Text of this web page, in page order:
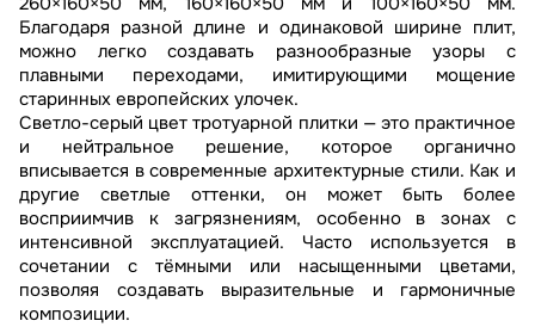
Благодаря разной длине и одинаковой ширине плит,
можно легко создавать разнообразные узоры с
плавными переходами, имитирующими мощение
старинных европейских улочек.
Светло-серый цвет тротуарной плитки — это практичное
и нейтральное решение, которое органично
вписывается в современные архитектурные стили. Как и
другие светлые оттенки, он может быть более
восприимчив к загрязнениям, особенно в зонах с
интенсивной эксплуатацией. Часто используется в
сочетании с тёмными или насыщенными цветами,
позволяя создавать выразительные и гармоничные
композиции.